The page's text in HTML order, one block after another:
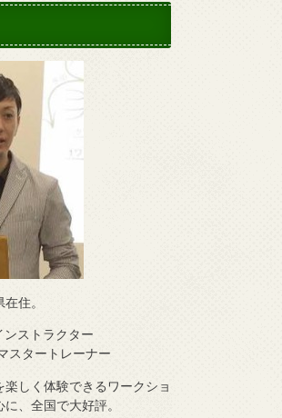
住。
ストラクター
スタートレーナー
しく体験できるワークショ
、全国で大好評。